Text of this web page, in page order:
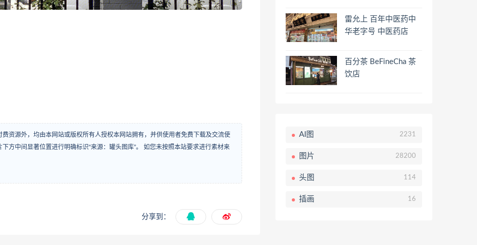
资源外，均由本网站或版权所有人授权本网站拥有，并供使用者免费下载及交流使
方中间显著位置进行明确标识“来源：罐头图库”。 如您未按照本站要求进行素材来
分享到：
雷允上 百年中医药中
华老字号 中医药店
百分茶 BeFineCha 茶
饮店
AI图 2231
图片 28200
头图 114
插画 16